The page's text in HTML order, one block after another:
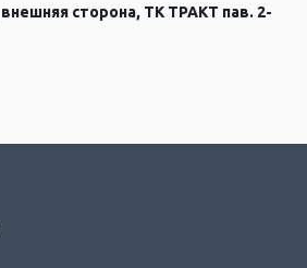
сторона, ТК ТРАКТ пав. 2-